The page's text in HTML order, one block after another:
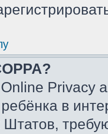
Privacy
в